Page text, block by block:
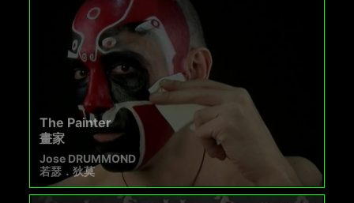
The Painter
畫家
Jose DRUMMOND
若瑟．狄莫